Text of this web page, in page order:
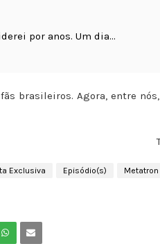
por anos. Um dia...
brasileiros. Agora, entre
Exclusiva Episódio(s) Metatron